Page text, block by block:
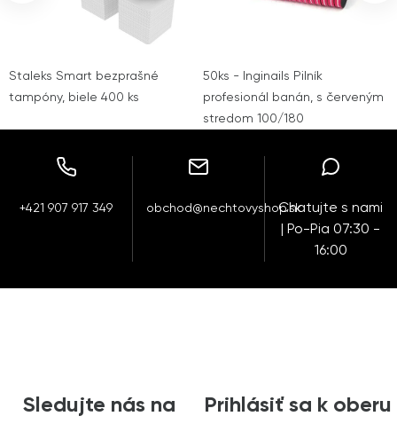
Staleks Smart bezprašné
tampóny, biele 400 ks
50ks - Inginails Pilník
profesionál banán, s červeným
stredom 100/180
+421 907 917 349 obchod@nechtovyshop.skChatujte s nami
| Po-Pia 07:30 -
16:00
Sledujte nás na
Prihlásiť sa k oberu